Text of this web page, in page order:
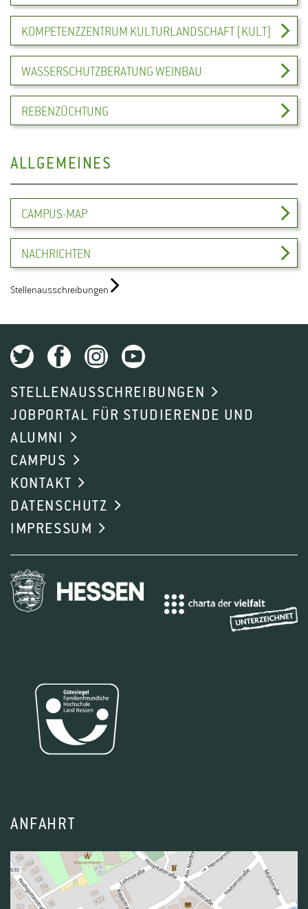
KOMPETENZZENTRUM KULTURLANDSCHAFT (KULT)
WASSERSCHUTZBERATUNG WEINBAU
REBENZÜCHTUNG
ALLGEMEINES
CAMPUS-MAP
NACHRICHTEN
Stellenausschreibungen
STELLENAUSSCHREIBUNGEN
JOBPORTAL FÜR STUDIERENDE UND
ALUMNI
CAMPUS
KONTAKT
DATENSCHUTZ
IMPRESSUM
ANFAHRT